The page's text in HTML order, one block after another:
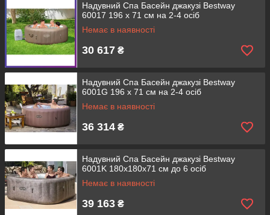
Надувний Спа Басейн джакузі Bestway
60017 196 х 71 см на 2-4 осіб
Немає в наявності
30 617 ₴
Надувний Спа Басейн джакузі Bestway
6001G 196 х 71 см на 2-4 осіб
Немає в наявності
36 314 ₴
Надувний Спа Басейн джакузі Bestway
6001K 180х180х71 см до 6 осіб
Немає в наявності
39 163 ₴